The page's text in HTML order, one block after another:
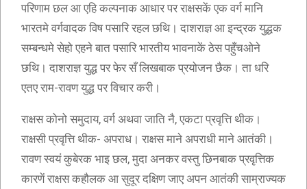
परिणाम छल आ एहि कल्पनाक आधार पर राक्षसकें एक वर्ग मानि
भारतमे वर्गवादक विष पसारि रहल छथि। दाशराज्ञ आ इन्द्रक युद्धक
सम्बन्धमे सेहो एहने बात पसारि भारतीय भावनाकें ठेस पहुँचओने
छथि। दाशराज्ञ युद्ध पर फेर सँ लिखबाक प्रयोजन छैक। ता धरि
एतए राम-रावण युद्ध पर विचार करी।
राक्षस कोनो समुदाय, वर्ग अथवा जाति नै, एकटा प्रवृत्ति थीक।
राक्षसी प्रवृत्ति थीक- अपराध। राक्षस माने अपराधी माने आतंकी।
रावण स्वयं कुबेरक भाइ छल, मुदा अनकर वस्तु छिनबाक प्रवृत्तिक
कारणें राक्षस कहौलक आ सुदूर दक्षिण जाए अपन आतंकी साम्राज्यक